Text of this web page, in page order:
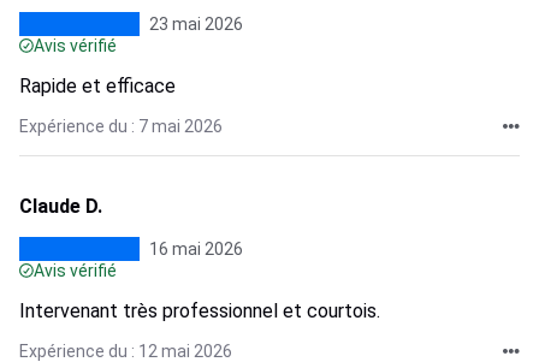
23 mai 2026
Avis vérifié
Rapide et efficace
Expérience du : 7 mai 2026
Claude D.
16 mai 2026
Avis vérifié
Intervenant très professionnel et courtois.
Expérience du : 12 mai 2026